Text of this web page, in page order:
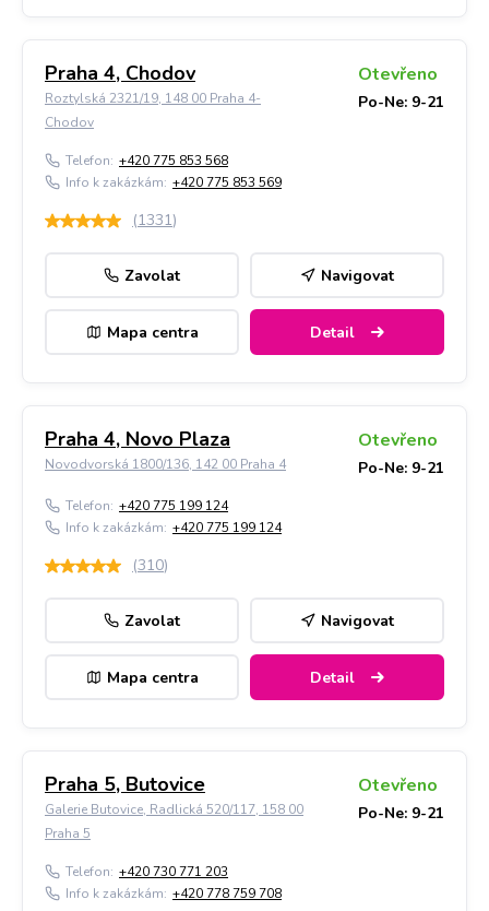
Praha 4, Chodov
Roztylská 2321/19, 148 00 Praha 4-
Chodov
Otevřeno
Po-Ne: 9-21
Telefon: +420 775 853 568
Info k zakázkám: +420 775 853 569
(1331)
Zavolat Navigovat
Mapa centra Detail
Praha 4, Novo Plaza
Novodvorská 1800/136, 142 00 Praha 4
Otevřeno
Po-Ne: 9-21
Telefon: +420 775 199 124
Info k zakázkám: +420 775 199 124
(310)
Zavolat Navigovat
Mapa centra Detail
Praha 5, Butovice
Galerie Butovice, Radlická 520/117, 158 00
Praha 5
Otevřeno
Po-Ne: 9-21
Telefon: +420 730 771 203
Info k zakázkám: +420 778 759 708